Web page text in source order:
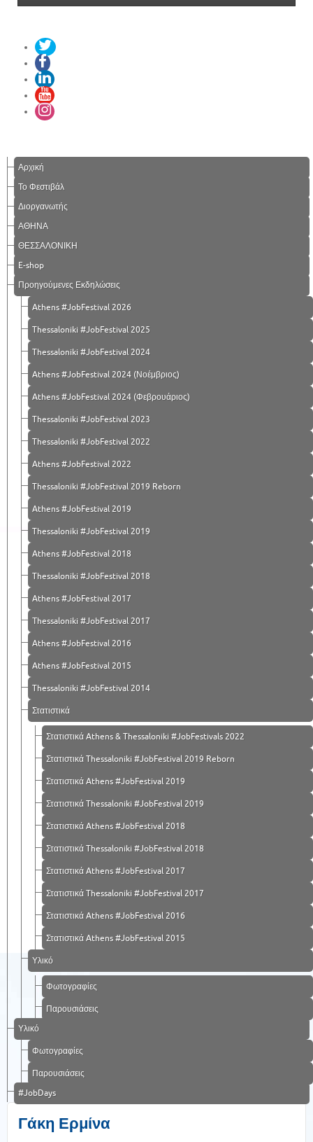
Αρχική
Το Φεστιβάλ
Διοργανωτής
ΑΘΗΝΑ
ΘΕΣΣΑΛΟΝΙΚΗ
E-shop
Προηγούμενες Εκδηλώσεις
Athens #JobFestival 2026
Thessaloniki #JobFestival 2025
Thessaloniki #JobFestival 2024
Athens #JobFestival 2024 (Νοέμβριος)
Athens #JobFestival 2024 (Φεβρουάριος)
Thessaloniki #JobFestival 2023
Thessaloniki #JobFestival 2022
Athens #JobFestival 2022
Thessaloniki #JobFestival 2019 Reborn
Athens #JobFestival 2019
Thessaloniki #JobFestival 2019
Athens #JobFestival 2018
Thessaloniki #JobFestival 2018
Athens #JobFestival 2017
Τhessaloniki #JobFestival 2017
Athens #JobFestival 2016
Athens #JobFestival 2015
Thessaloniki #JobFestival 2014
Στατιστικά
Στατιστικά Athens & Thessaloniki #JobFestivals 2022
Στατιστικά Thessaloniki #JobFestival 2019 Reborn
Στατιστικά Athens #JobFestival 2019
Στατιστικά Thessaloniki #JobFestival 2019
Στατιστικά Athens #JobFestival 2018
Στατιστικά Thessaloniki #JobFestival 2018
Στατιστικά Athens #JobFestival 2017
Στατιστικά Thessaloniki #JobFestival 2017
Στατιστικά Athens #JobFestival 2016
Στατιστικά Athens #JobFestival 2015
Υλικό
Φωτογραφίες
Παρουσιάσεις
Υλικό
Φωτογραφίες
Παρουσιάσεις
#JobDays
Γάκη Ερμίνα